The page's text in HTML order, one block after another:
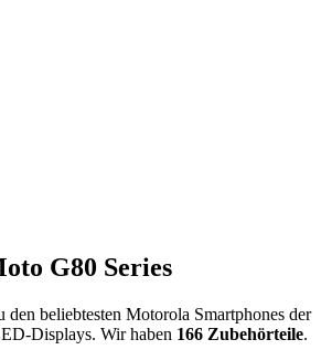
G80 Series
den beliebtesten Motorola Smartphones der
Displays. Wir haben 166 Zubehörteile.